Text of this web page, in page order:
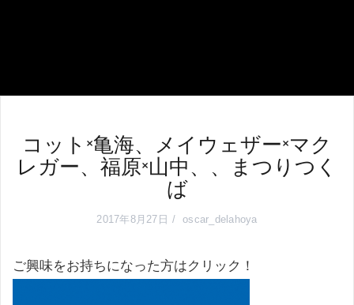
コット×亀海、メイウェザー×マク
レガー、福原×山中、、まつりつく
ば
2017年8月27日 oscar_delahoya
ご興味をお持ちになった方はクリック！